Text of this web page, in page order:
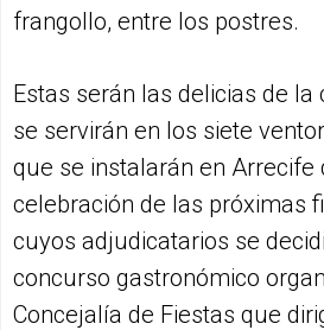
frangollo, entre los postres.
Estas serán las delicias de la
se servirán en los siete
que se instalarán en Arrecife
celebración de las próximas
cuyos adjudicatarios se
concurso gastronómico
Concejalía de Fiestas que